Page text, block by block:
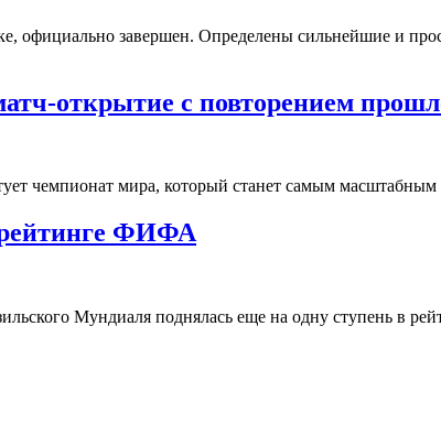
завершен. Определены сильнейшие и
открытие с повторением
чемпионат мира, который станет самым
рейтинге ФИФА
Мундиаля поднялась еще на одну ступень в